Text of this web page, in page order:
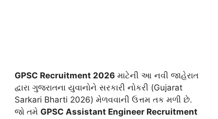
GPSC Recruitment 2026 માટેની આ નવી જાહેરાત
દ્વારા ગુજરાતના યુવાનોને સરકારી નોકરી (Gujarat
Sarkari Bharti 2026) મેળવવાની ઉત્તમ તક મળી છે.
જો તમે GPSC Assistant Engineer Recruitment